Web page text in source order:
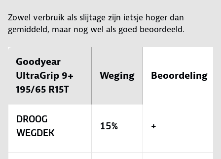
Zowel verbruik als slijtage zijn ietsje hoger dan
gemiddeld, maar nog wel als goed beoordeeld.
Goodyear
UltraGrip 9+
195/65 R15T
Weging Beoordeling
DROOG
WEGDEK
15% +